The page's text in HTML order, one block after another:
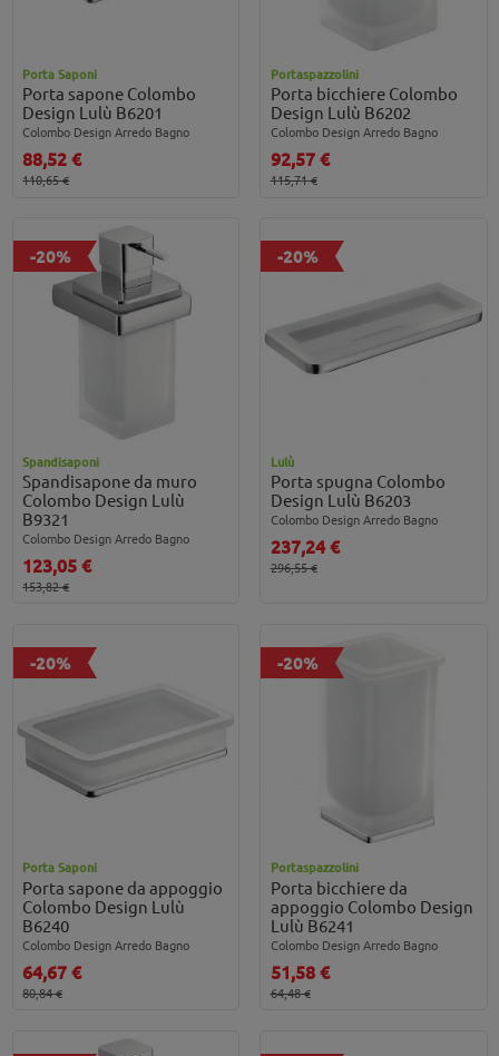
Porta Saponi
Porta sapone Colombo
Design Lulù B6201
Colombo Design Arredo Bagno
88,52 €
110,65 €
Portaspazzolini
Porta bicchiere Colombo
Design Lulù B6202
Colombo Design Arredo Bagno
92,57 €
115,71 €
-20%
Spandisaponi
Spandisapone da muro
Colombo Design Lulù
B9321
Colombo Design Arredo Bagno
123,05 €
153,82 €
-20%
Lulù
Porta spugna Colombo
Design Lulù B6203
Colombo Design Arredo Bagno
237,24 €
296,55 €
-20%
Porta Saponi
Porta sapone da appoggio
Colombo Design Lulù
B6240
Colombo Design Arredo Bagno
64,67 €
80,84 €
-20%
Portaspazzolini
Porta bicchiere da
appoggio Colombo Design
Lulù B6241
Colombo Design Arredo Bagno
51,58 €
64,48 €